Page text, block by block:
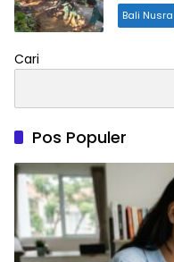
Bali Nusra
Cari
Pos Populer